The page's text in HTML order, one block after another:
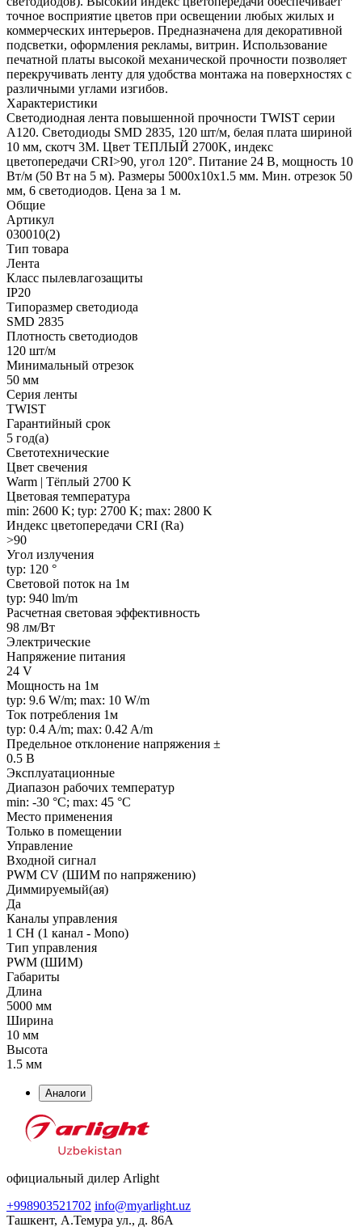
точное восприятие цветов при освещении любых жилых и
коммерческих интерьеров. Предназначена для декоративной
подсветки, оформления рекламы, витрин. Использование
печатной платы высокой механической прочности позволяет
перекручивать ленту для удобства монтажа на поверхностях с
различными углами изгибов.
Характеристики
Светодиодная лента повышенной прочности TWIST серии
A120. Светодиоды SMD 2835, 120 шт/м, белая плата шириной
10 мм, скотч 3M. Цвет ТЕПЛЫЙ 2700K, индекс
цветопередачи CRI>90, угол 120°. Питание 24 В, мощность 10
Вт/м (50 Вт на 5 м). Размеры 5000x10x1.5 мм. Мин. отрезок 50
мм, 6 светодиодов. Цена за 1 м.
Общие
Артикул
030010(2)
Тип товара
Лента
Класс пылевлагозащиты
IP20
Типоразмер светодиода
SMD 2835
Плотность светодиодов
120 шт/м
Минимальный отрезок
50 мм
Серия ленты
TWIST
Гарантийный срок
5 год(а)
Светотехнические
Цвет свечения
Warm | Тёплый 2700 K
Цветовая температура
min: 2600 K; typ: 2700 K; max: 2800 K
Индекс цветопередачи CRI (Ra)
>90
Угол излучения
typ: 120 °
Световой поток на 1м
typ: 940 lm/m
Расчетная световая эффективность
98 лм/Вт
Электрические
Напряжение питания
24 V
Мощность на 1м
typ: 9.6 W/m; max: 10 W/m
Ток потребления 1м
typ: 0.4 A/m; max: 0.42 A/m
Предельное отклонение напряжения ±
0.5 В
Эксплуатационные
Диапазон рабочих температур
min: -30 °C; max: 45 °C
Место применения
Только в помещении
Управление
Входной сигнал
PWM СV (ШИМ по напряжению)
Диммируемый(ая)
Да
Каналы управления
1 CH (1 канал - Mono)
Тип управления
PWM (ШИМ)
Габариты
Длина
5000 мм
Ширина
10 мм
Высота
1.5 мм
Аналоги
официальный дилер Arlight
+998903521702 info@myarlight.uz
Ташкент, А.Темура ул., д. 86А